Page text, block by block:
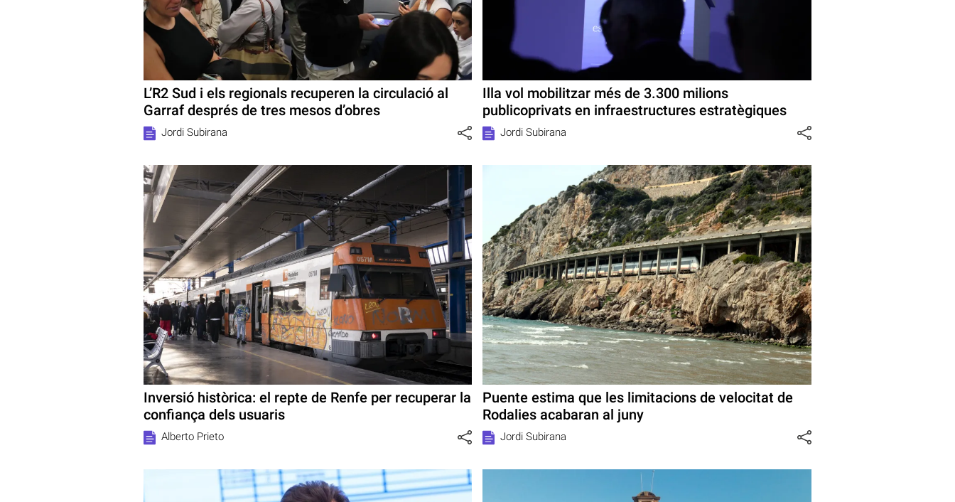
L’R2 Sud i els regionals recuperen la circulació al
Garraf després de tres mesos d’obres
Jordi Subirana
Illa vol mobilitzar més de 3.300 milions
publicoprivats en infraestructures estratègiques
Jordi Subirana
Inversió històrica: el repte de Renfe per recuperar la
confiança dels usuaris
Alberto Prieto
Puente estima que les limitacions de velocitat de
Rodalies acabaran al juny
Jordi Subirana